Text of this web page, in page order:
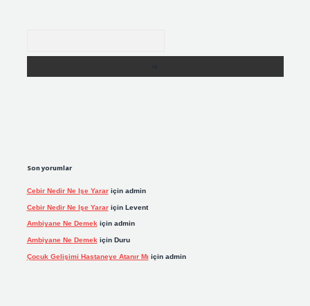
Son yorumlar
Cebir Nedir Ne Işe Yarariçin admin
Cebir Nedir Ne Işe Yarariçin Levent
Ambiyane Ne Demekiçin admin
Ambiyane Ne Demek için Duru
Çocuk Gelişimi Hastaneye Atanır Mı için admin